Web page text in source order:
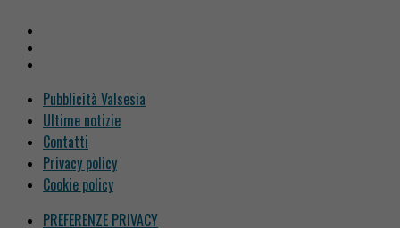
Pubblicità Valsesia
Ultime notizie
Contatti
Privacy policy
Cookie policy
PREFERENZE PRIVACY